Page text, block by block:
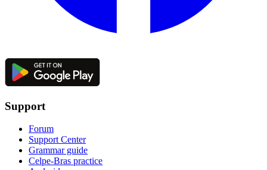
Support
Forum
Support Center
Grammar guide
Celpe-Bras practice